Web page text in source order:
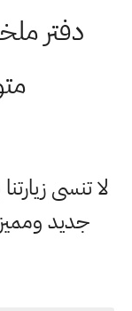
دفتر
لا تنسى
جديد